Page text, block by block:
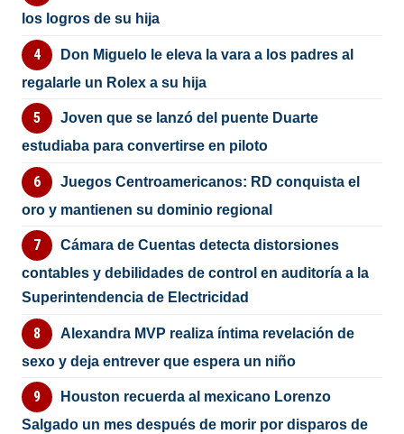
los logros de su hija
Don Miguelo le eleva la vara a los padres al
regalarle un Rolex a su hija
Joven que se lanzó del puente Duarte
estudiaba para convertirse en piloto
Juegos Centroamericanos: RD conquista el
oro y mantienen su dominio regional
Cámara de Cuentas detecta distorsiones
contables y debilidades de control en auditoría a la
Superintendencia de Electricidad
Alexandra MVP realiza íntima revelación de
sexo y deja entrever que espera un niño
Houston recuerda al mexicano Lorenzo
Salgado un mes después de morir por disparos de